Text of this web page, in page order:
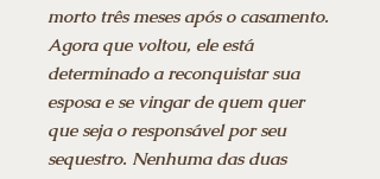
morto três meses após o casamento.
Agora que voltou, ele está
determinado a reconquistar sua
esposa e se vingar de quem quer
que seja o responsável por seu
sequestro. Nenhuma das duas